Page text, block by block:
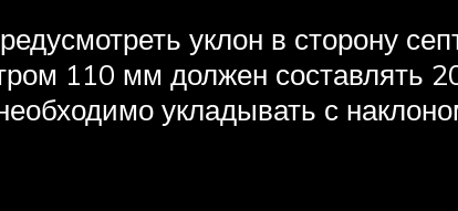
уклон в сторону
110 мм должен составлять
укладывать с